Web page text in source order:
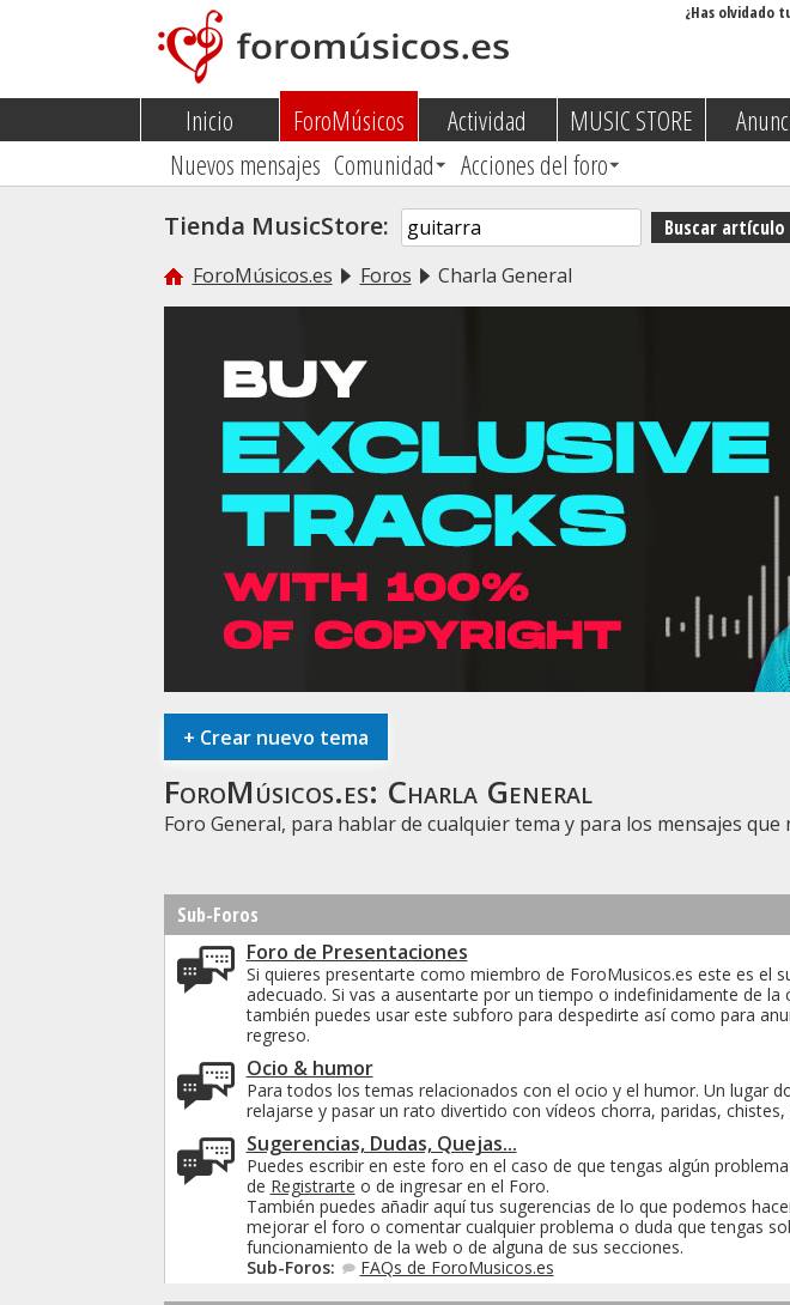
¿Has olvidado
Inicio
ForoMúsicos
Nuevos mensajes Comunidad Acciones del foro
Actividad MUSIC STORE
Tienda MusicStore:
ForoMúsicos.es Foros Charla General
+ Crear nuevo tema
ForoMúsicos.es: Charla General
Foro General, para hablar de cualquier tema y para los mensajes
Sub-Foros
Foro de Presentaciones
Si quieres presentarte como miembro de ForoMusicos.es este es el
adecuado. Si vas a ausentarte por un tiempo o indefinidamente de la
también puedes usar este subforo para despedirte así como para
regreso.
Ocio & humor
Para todos los temas relacionados con el ocio y el humor. Un lugar
relajarse y pasar un rato divertido con vídeos chorra, paridas, chistes,
Sugerencias, Dudas, Quejas...
Puedes escribir en este foro en el caso de que tengas algún
de Registrarte o de ingresar en el Foro.
También puedes añadir aquí tus sugerencias de lo que podemos
mejorar el foro o comentar cualquier problema o duda que tengas
funcionamiento de la web o de alguna de sus secciones.
Sub-Foros:
FAQs de ForoMusicos.es